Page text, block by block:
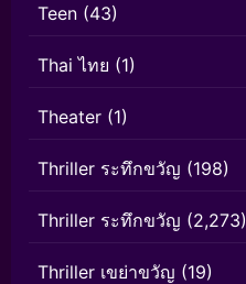
Teen (43)
Thai ไทย (1)
Theater (1)
Thriller ระทึกขวัญ (198)
Thriller ระทึกขวัญ (2,273)
Thriller เขย่าขวัญ (19)